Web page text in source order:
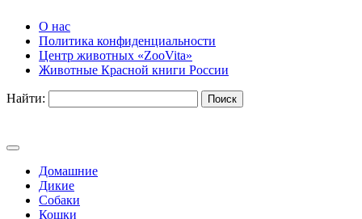
О нас
Политика конфиденциальности
Центр животных «ZooVita»
Животные Красной книги России
Найти:
Домашние
Дикие
Собаки
Кошки